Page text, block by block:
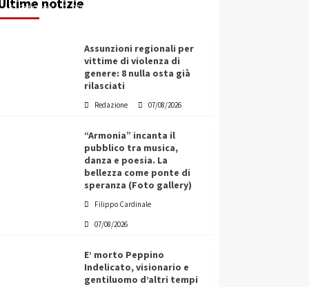
Redazione 07/08/2026
Assunzioni regionali per
vittime di violenza di
genere: 8 nulla osta già
rilasciati
Redazione 07/08/2026
“Armonia” incanta il
pubblico tra musica,
danza e poesia. La
bellezza come ponte di
speranza (Foto gallery)
Filippo Cardinale
07/08/2026
E’ morto Peppino
Indelicato, visionario e
gentiluomo d’altri tempi